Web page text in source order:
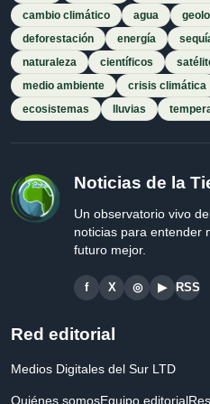
cambio climático
agua
deforestación
energía
naturaleza
científicos
medio ambiente
crisis climática
ecosistemas
lluvias
Noticias de la
Un observatorio vivo
noticias para entender
futuro mejor.
f X ◎ ▶ RSS
Red editorial
Medios Digitales del Sur LTD
Quiénes somosEquipo editorial